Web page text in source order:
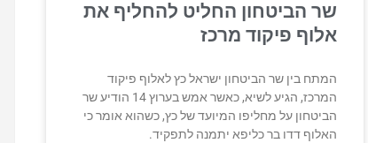
שר הביטחון החליט להחליף את
אלוף פיקוד מרכז
המתח בין שר הביטחון ישראל כץ לאלוף פיקוד
המרכז, הגיע לשיא, כאשר אמש בערוץ 14 הודיע שר
הביטחון על מחליפו המיועד של כץ, כשהוא אומר כי
האלוף דדו בר כליפא יתמנה לתפקיד.